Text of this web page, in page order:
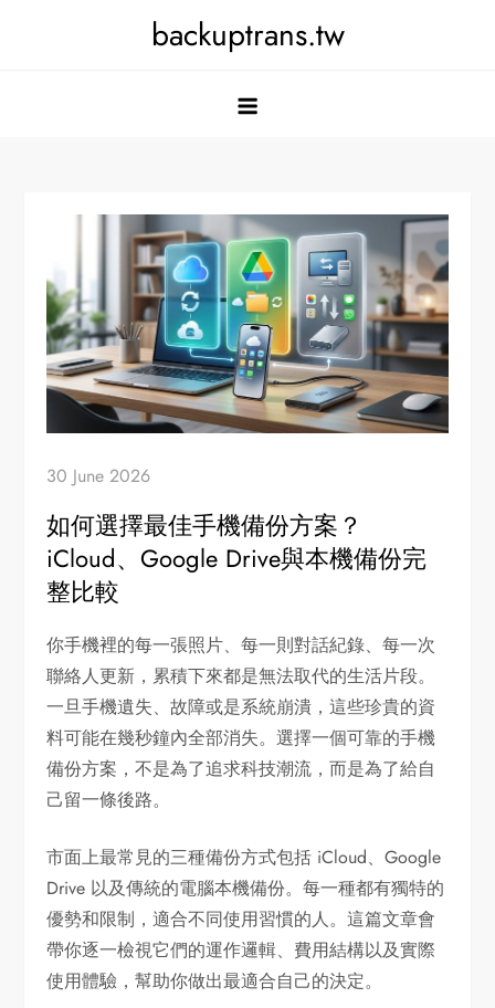
backuptrans.tw
30 June 2026
如何選擇最佳手機備份方案？
iCloud、Google Drive與本機備份完
整比較
你手機裡的每一張照片、每一則對話紀錄、每一次
聯絡人更新，累積下來都是無法取代的生活片段。
一旦手機遺失、故障或是系統崩潰，這些珍貴的資
料可能在幾秒鐘內全部消失。選擇一個可靠的手機
備份方案，不是為了追求科技潮流，而是為了給自
己留一條後路。
市面上最常見的三種備份方式包括 iCloud、Google
Drive 以及傳統的電腦本機備份。每一種都有獨特的
優勢和限制，適合不同使用習慣的人。這篇文章會
帶你逐一檢視它們的運作邏輯、費用結構以及實際
使用體驗，幫助你做出最適合自己的決定。